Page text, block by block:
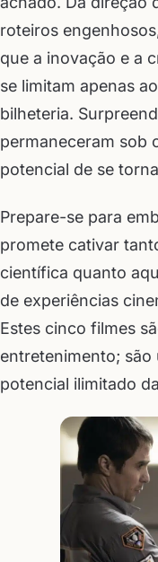
roteiros
que a inovação e a
se limitam apenas
bilheteria.
permaneceram sob
potencial de se
Prepare-se para
promete cativar
científica quanto
de experiências
Estes cinco filmes
entretenimento; são
potencial ilimitado